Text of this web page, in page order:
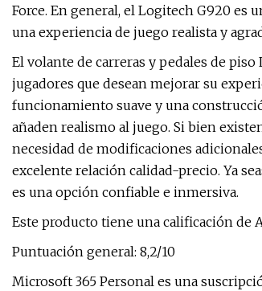
Force. En general, el Logitech G920 es
una experiencia de juego realista y
El volante de carreras y pedales de
jugadores que desean mejorar su
funcionamiento suave y una
añaden realismo al juego. Si bien
necesidad de modificaciones
excelente relación calidad-precio. Ya
es una opción confiable e inmersiva.
Este producto tiene una calificación de
Puntuación general: 8,2/10
Microsoft 365 Personal es una